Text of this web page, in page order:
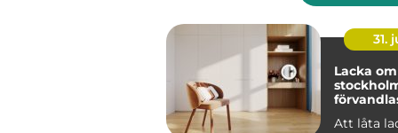
att ...
31.
Lacka
stockholm
Att låta